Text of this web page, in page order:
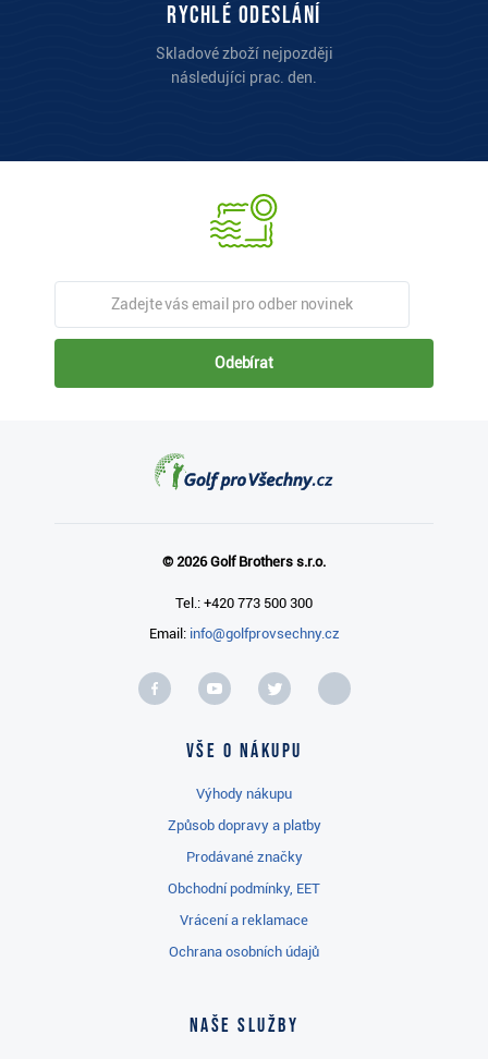
Rychlé odeslání
Skladové zboží nejpozději
následujíci prac. den.
Odebírat
© 2026 Golf Brothers s.r.o.
Tel.: +420 773 500 300
Email: info@golfprovsechny.cz
Vše o nákupu
Výhody nákupu
Způsob dopravy a platby
Prodávané značky
Obchodní podmínky, EET
Vrácení a reklamace
Ochrana osobních údajů
Naše služby